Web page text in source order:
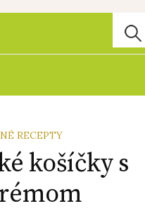
RECEPTY
košíčky s